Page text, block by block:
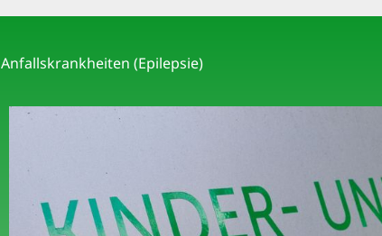
Anfallskrankheiten (Epilepsie)